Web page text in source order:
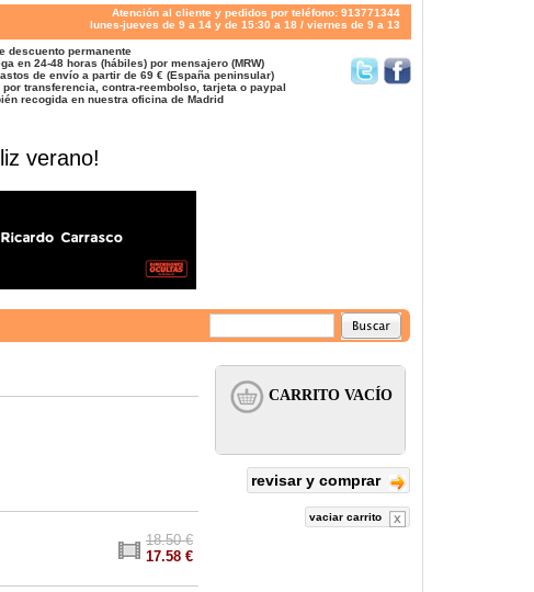
Atención al cliente y pedidos por teléfono: 913771344
lunes-jueves de 9 a 14 y de 15:30 a 18 / viernes de 9 a 13
descuento permanente
en 24-48 horas (hábiles) por mensajero (MRW)
de envío a partir de 69 € (España peninsular)
por transferencia, contra-reembolso, tarjeta o paypal
recogida en nuestra oficina de Madrid
verano!
18.50 €
17.58 €
revisar y comprar
vaciar carrito